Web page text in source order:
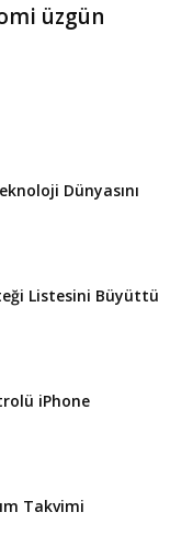
üzgün
Dünyasını
Listesini Büyüttü
iPhone
Takvimi